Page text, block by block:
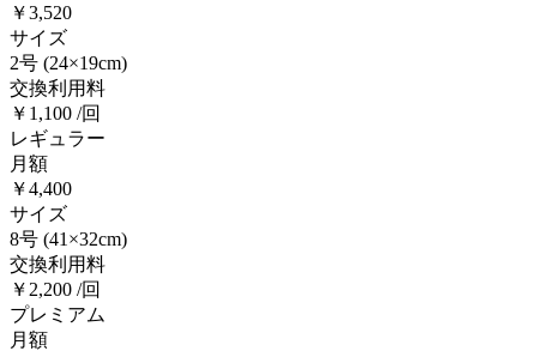
￥3,520
サイズ
2号 (24×19cm)
交換利用料
￥1,100 /回
レギュラー
月額
￥4,400
サイズ
8号 (41×32cm)
交換利用料
￥2,200 /回
プレミアム
月額